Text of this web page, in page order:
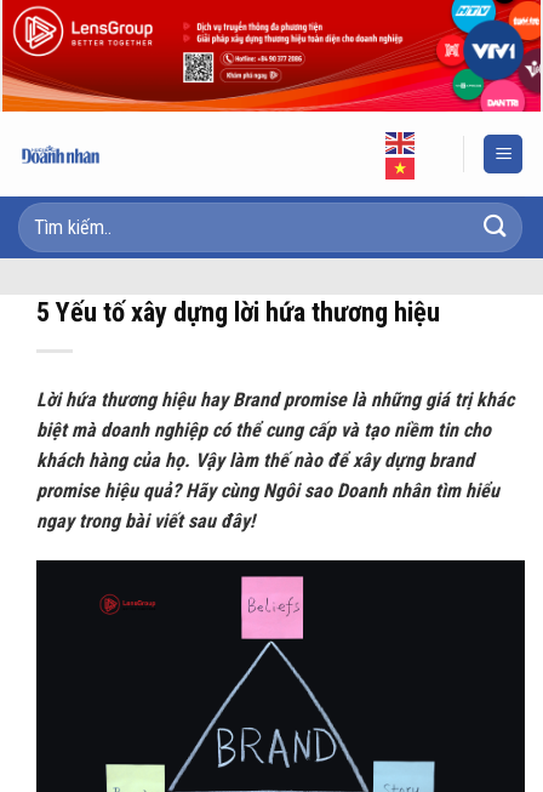
Skip
to
content
5 Yếu tố xây dựng lời hứa thương hiệu
Lời hứa thương hiệu hay Brand promise là những giá trị khác
biệt mà doanh nghiệp có thể cung cấp và tạo niềm tin cho
khách hàng của họ. Vậy làm thế nào để xây dựng brand
promise hiệu quả? Hãy cùng Ngôi sao Doanh nhân tìm hiểu
ngay trong bài viết sau đây!